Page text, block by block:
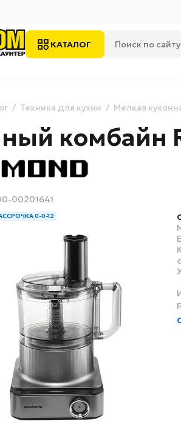
КАТАЛОГ
Техника для кухни Мелкая
комбайн
00201641
0-0-12